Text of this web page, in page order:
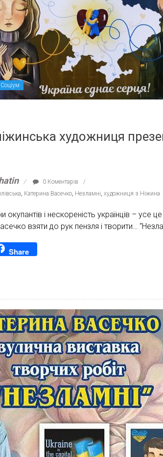
Соціум
художниця
0 Коментарів
Катерина Васечко Незламні художниця з Ніжина
окупантів і нескореність українців – усе
взяти до рук пензля і творити…
Share